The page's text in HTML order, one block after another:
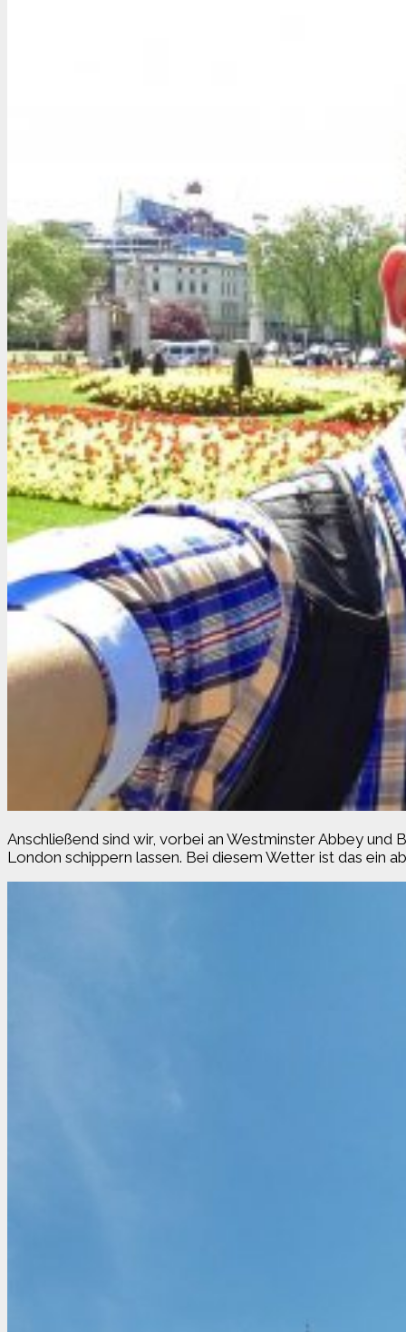
Anschließend sind wir, vorbei an Westminster Abbey
London schippern lassen. Bei diesem Wetter ist das ein